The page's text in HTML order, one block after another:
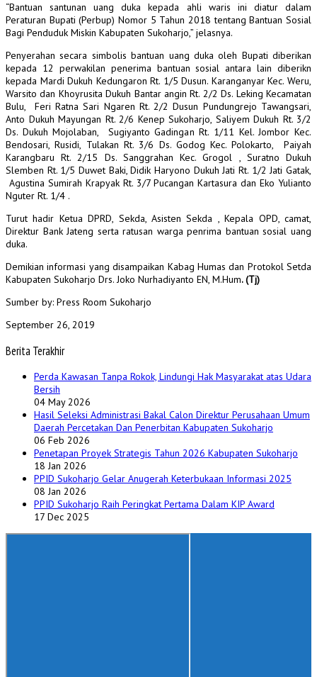
“Bantuan santunan uang duka kepada ahli waris ini diatur dalam
Peraturan Bupati (Perbup) Nomor 5 Tahun 2018 tentang Bantuan Sosial
Bagi Penduduk Miskin Kabupaten Sukoharjo,” jelasnya.
Penyerahan secara simbolis bantuan uang duka oleh Bupati diberikan
kepada 12 perwakilan penerima bantuan sosial antara lain diberikn
kepada Mardi Dukuh Kedungaron Rt. 1/5 Dusun. Karanganyar Kec. Weru,
Warsito dan Khoyrusita Dukuh Bantar angin Rt. 2/2 Ds. Leking Kecamatan
Bulu, Feri Ratna Sari Ngaren Rt. 2/2 Dusun Pundungrejo Tawangsari,
Anto Dukuh Mayungan Rt. 2/6 Kenep Sukoharjo, Saliyem Dukuh Rt. 3/2
Ds. Dukuh Mojolaban, Sugiyanto Gadingan Rt. 1/11 Kel. Jombor Kec.
Bendosari, Rusidi, Tulakan Rt. 3/6 Ds. Godog Kec. Polokarto, Paiyah
Karangbaru Rt. 2/15 Ds. Sanggrahan Kec. Grogol , Suratno Dukuh
Slemben Rt. 1/5 Duwet Baki, Didik Haryono Dukuh Jati Rt. 1/2 Jati Gatak,
Agustina Sumirah Krapyak Rt. 3/7 Pucangan Kartasura dan Eko Yulianto
Nguter Rt. 1/4 .
Turut hadir Ketua DPRD, Sekda, Asisten Sekda , Kepala OPD, camat,
Direktur Bank Jateng serta ratusan warga penrima bantuan sosial uang
duka.
Demikian informasi yang disampaikan Kabag Humas dan Protokol Setda
Kabupaten Sukoharjo Drs. Joko Nurhadiyanto EN, M.Hum. (Tj)
Sumber by: Press Room Sukoharjo
September 26, 2019
Berita Terakhir
Perda Kawasan Tanpa Rokok, Lindungi Hak Masyarakat atas Udara
Bersih
04 May 2026
Hasil Seleksi Administrasi Bakal Calon Direktur Perusahaan Umum
Daerah Percetakan Dan Penerbitan Kabupaten Sukoharjo
06 Feb 2026
Penetapan Proyek Strategis Tahun 2026 Kabupaten Sukoharjo
18 Jan 2026
PPID Sukoharjo Gelar Anugerah Keterbukaan Informasi 2025
08 Jan 2026
PPID Sukoharjo Raih Peringkat Pertama Dalam KIP Award
17 Dec 2025